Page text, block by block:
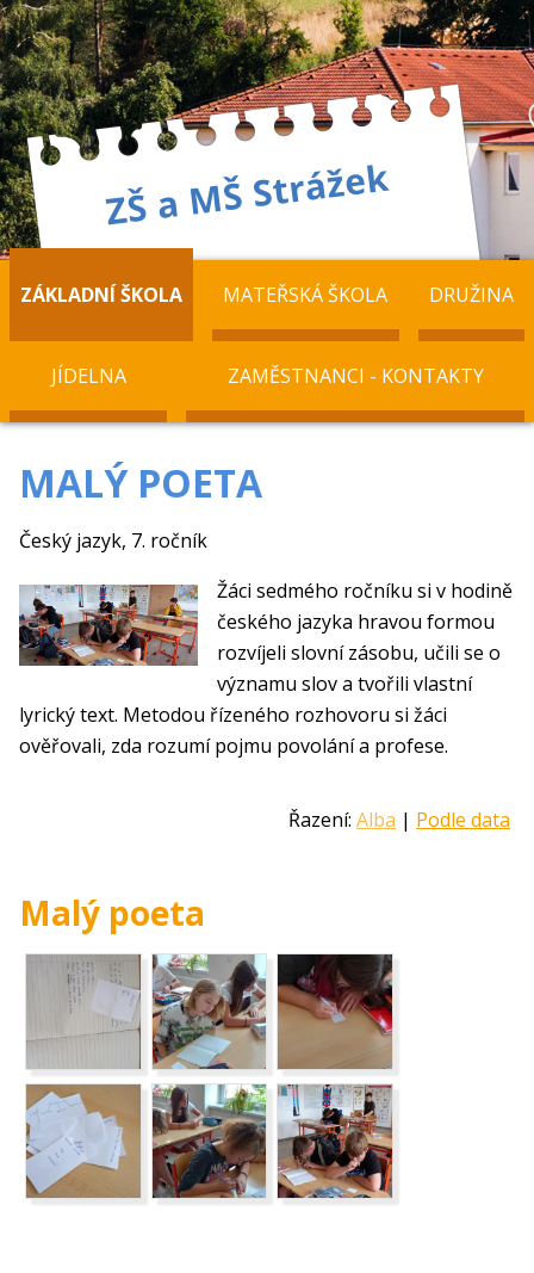
ZÁKLADNÍ ŠKOLA MATEŘSKÁ ŠKOLA DRUŽINA
JÍDELNA ZAMĚSTNANCI - KONTAKTY
MALÝ POETA
Český jazyk, 7. ročník
Žáci sedmého ročníku si v hodině
českého jazyka hravou formou
rozvíjeli slovní zásobu, učili se o
významu slov a tvořili vlastní
lyrický text. Metodou řízeného rozhovoru si žáci
ověřovali, zda rozumí pojmu povolání a profese.
Řazení: Alba | Podle data
Malý poeta